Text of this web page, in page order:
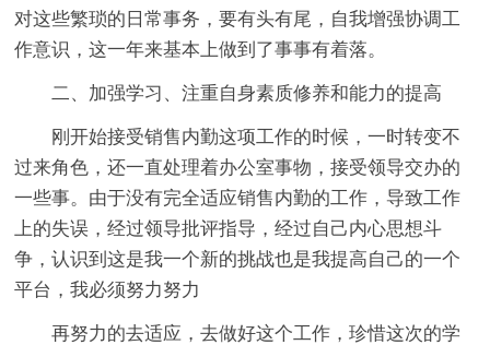
对这些繁琐的日常事务，要有头有尾，自我增强协调工
作意识，这一年来基本上做到了事事有着落。
二、加强学习、注重自身素质修养和能力的提高
刚开始接受销售内勤这项工作的时候，一时转变不
过来角色，还一直处理着办公室事物，接受领导交办的
一些事。由于没有完全适应销售内勤的工作，导致工作
上的失误，经过领导批评指导，经过自己内心思想斗
争，认识到这是我一个新的挑战也是我提高自己的一个
平台，我必须努力努力
再努力的去适应，去做好这个工作，珍惜这次的学